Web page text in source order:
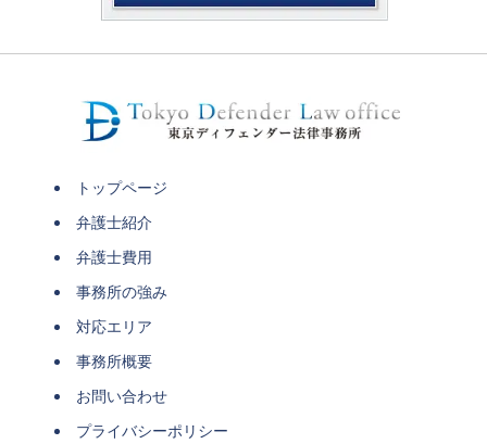
トップページ
弁護士紹介
弁護士費用
事務所の強み
対応エリア
事務所概要
お問い合わせ
プライバシーポリシー